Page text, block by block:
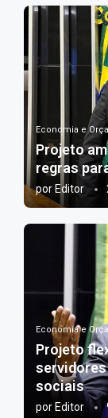
Economia e
Projeto
regras
por Editor
Economia e
Projeto
sociais
por Editor